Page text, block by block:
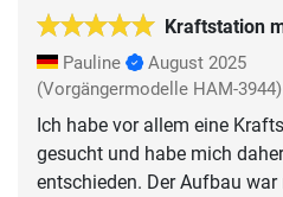
Kraftstation
Pauline
August 2025
(Vorgängermodelle HAM-3944)
Ich habe vor allem eine
gesucht und habe mich
entschieden. Der Aufbau